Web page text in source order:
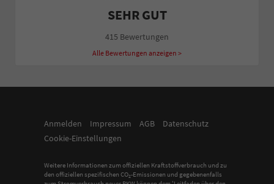
SEHR GUT
415 Bewertungen
Alle Bewertungen anzeigen >
Anmelden Impressum AGB
Datenschutz
Cookie-Einstellungen
Weitere Informationen zum offiziellen Kraftstoffverbrauch und zu
den offiziellen spezifischen CO2-Emissionen und gegebenenfalls